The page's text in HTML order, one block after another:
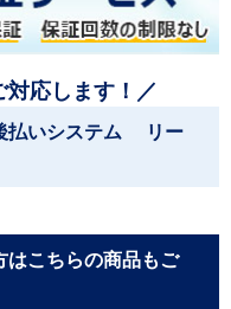
対応します！／
払いシステム リー
はこちらの商品もご